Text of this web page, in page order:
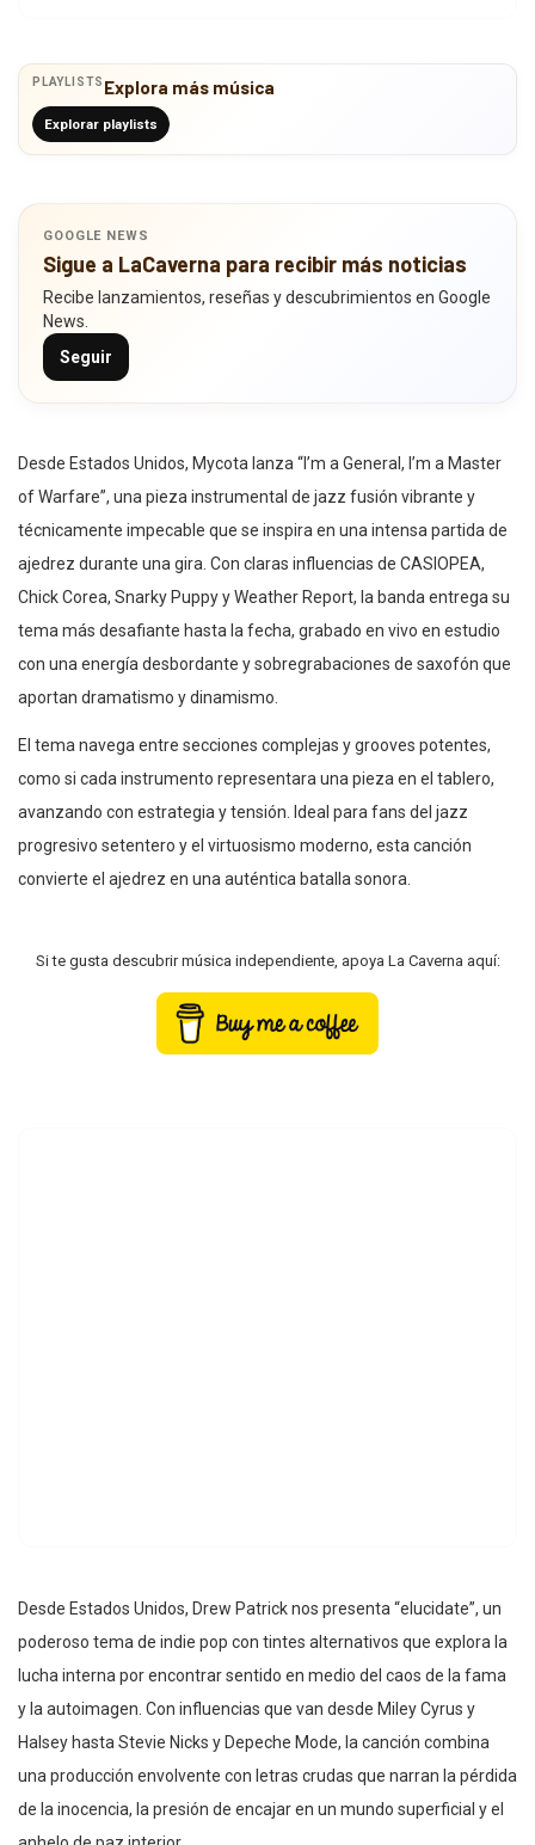
PLAYLISTS Explora más música
Explorar playlists
GOOGLE NEWS
Sigue a LaCaverna para recibir más noticias
Recibe lanzamientos, reseñas y descubrimientos en Google
News.
Seguir
Desde Estados Unidos, Mycota lanza “I’m a General, I’m a Master
of Warfare”, una pieza instrumental de jazz fusión vibrante y
técnicamente impecable que se inspira en una intensa partida de
ajedrez durante una gira. Con claras influencias de CASIOPEA,
Chick Corea, Snarky Puppy y Weather Report, la banda entrega su
tema más desafiante hasta la fecha, grabado en vivo en estudio
con una energía desbordante y sobregrabaciones de saxofón que
aportan dramatismo y dinamismo.
El tema navega entre secciones complejas y grooves potentes,
como si cada instrumento representara una pieza en el tablero,
avanzando con estrategia y tensión. Ideal para fans del jazz
progresivo setentero y el virtuosismo moderno, esta canción
convierte el ajedrez en una auténtica batalla sonora.
Si te gusta descubrir música independiente, apoya La Caverna aquí:
Desde Estados Unidos, Drew Patrick nos presenta “elucidate”, un
poderoso tema de indie pop con tintes alternativos que explora la
lucha interna por encontrar sentido en medio del caos de la fama
y la autoimagen. Con influencias que van desde Miley Cyrus y
Halsey hasta Stevie Nicks y Depeche Mode, la canción combina
una producción envolvente con letras crudas que narran la pérdida
de la inocencia, la presión de encajar en un mundo superficial y el